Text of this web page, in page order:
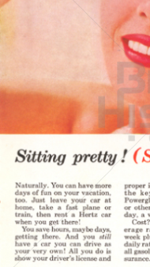
HERTZ
Hertz